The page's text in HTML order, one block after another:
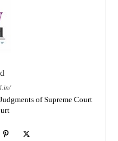
of Supreme Court